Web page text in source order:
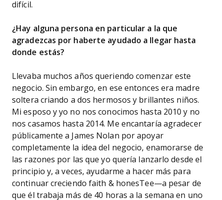
difícil.
¿Hay alguna persona en particular a la que
agradezcas por haberte ayudado a llegar hasta
donde estás?
Llevaba muchos años queriendo comenzar este
negocio. Sin embargo, en ese entonces era madre
soltera criando a dos hermosos y brillantes niños.
Mi esposo y yo no nos conocimos hasta 2010 y no
nos casamos hasta 2014. Me encantaría agradecer
públicamente a James Nolan por apoyar
completamente la idea del negocio, enamorarse de
las razones por las que yo quería lanzarlo desde el
principio y, a veces, ayudarme a hacer más para
continuar creciendo faith & honesTee—a pesar de
que él trabaja más de 40 horas a la semana en uno